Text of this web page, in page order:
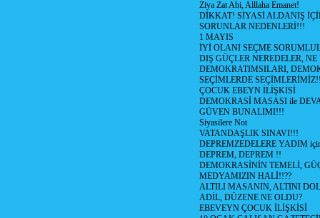
Ziya Zat Abi, Alllaha Emanet!
DİKKAT! SİYASİ ALDANIŞ
SORUNLAR NEDENLERİ!!!
1 MAYIS
İYİ OLANI SEÇME
DIŞ GÜÇLER NEREDELER,
DEMOKRATIMSILARI,
SEÇİMLERDE
ÇOCUK EBEYN İLİŞKİSİ
DEMOKRASİ MASASI ile
GÜVEN BUNALIMI!!!
Siyasilere Not
VATANDAŞLIK SINAVI!!!
DEPREMZEDELERE YADIM
DEPREM, DEPREM !!
DEMOKRASİNİN TEMELİ,
MEDYAMIZIN HALİ!!??
ALTILI MASANIN, ALTINI
ADİL, DÜZENE NE OLDU?
EBEVEYN ÇOCUK İLİŞKİSİ